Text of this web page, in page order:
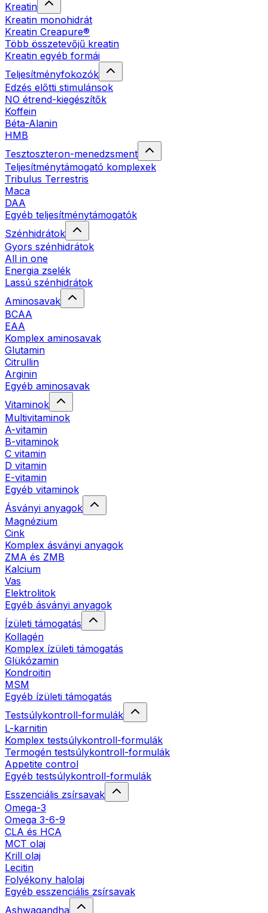
Kreatin
Kreatin monohidrát
Kreatin Creapure®
Több összetevőjű kreatin
Kreatin egyéb formái
Teljesítményfokozók
Edzés előtti stimulánsok
NO étrend-kiegészítők
Koffein
Béta-Alanin
HMB
Tesztoszteron-menedzsment
Teljesítménytámogató komplexek
Tribulus Terrestris
Maca
DAA
Egyéb teljesítménytámogatók
Szénhidrátok
Gyors szénhidrátok
All in one
Energia zselék
Lassú szénhidrátok
Aminosavak
BCAA
EAA
Komplex aminosavak
Glutamin
Citrullin
Arginin
Egyéb aminosavak
Vitaminok
Multivitaminok
A-vitamin
B-vitaminok
C vitamin
D vitamin
E-vitamin
Egyéb vitaminok
Ásványi anyagok
Magnézium
Cink
Komplex ásványi anyagok
ZMA és ZMB
Kalcium
Vas
Elektrolitok
Egyéb ásványi anyagok
Ízületi támogatás
Kollagén
Komplex ízületi támogatás
Glükózamin
Kondroitin
MSM
Egyéb ízületi támogatás
Testsúlykontroll-formulák
L-karnitin
Komplex testsúlykontroll-formulák
Termogén testsúlykontroll-formulák
Appetite control
Egyéb testsúlykontroll-formulák
Esszenciális zsírsavak
Omega-3
Omega 3-6-9
CLA és HCA
MCT olaj
Krill olaj
Lecitin
Folyékony halolaj
Egyéb esszenciális zsírsavak
Ashwagandha